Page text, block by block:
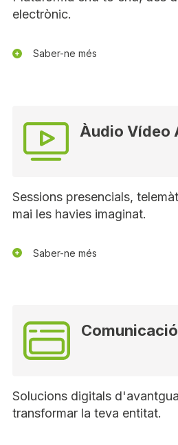
electrònic.
Saber-ne més
Àudio Vídeo
Sessions presencials,
mai les havies imaginat.
Saber-ne més
Solucions digitals
transformar la teva entitat.